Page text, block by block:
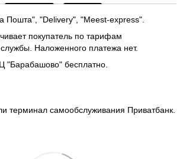
Пошта", "Delivery", "Meest-express".
покупатель по тарифам
Наложенного платежа нет.
"Барабашово" бесплатно.
терминал самообслуживания Приватбанк.